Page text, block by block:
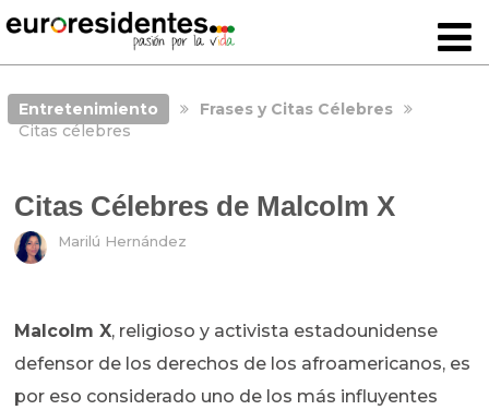
Entretenimiento
Frases y Citas Célebres
Citas célebres
Citas Célebres de Malcolm X
Marilú Hernández
Malcolm X, religioso y activista estadounidense
defensor de los derechos de los afroamericanos, es
por eso considerado uno de los más influyentes